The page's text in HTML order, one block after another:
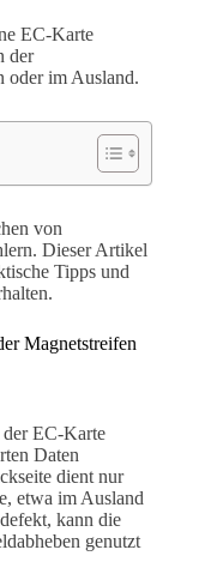
EC-Karte
der
oder im Ausland.
von
Dieser Artikel
Tipps und
Magnetstreifen
EC-Karte
Daten
dient nur
etwa im Ausland
kann die
genutzt